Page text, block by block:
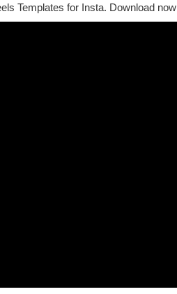
Templates for Insta. Download now